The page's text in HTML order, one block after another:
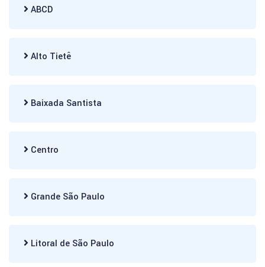
ABCD
Alto Tietê
Baixada Santista
Centro
Grande São Paulo
Litoral de São Paulo